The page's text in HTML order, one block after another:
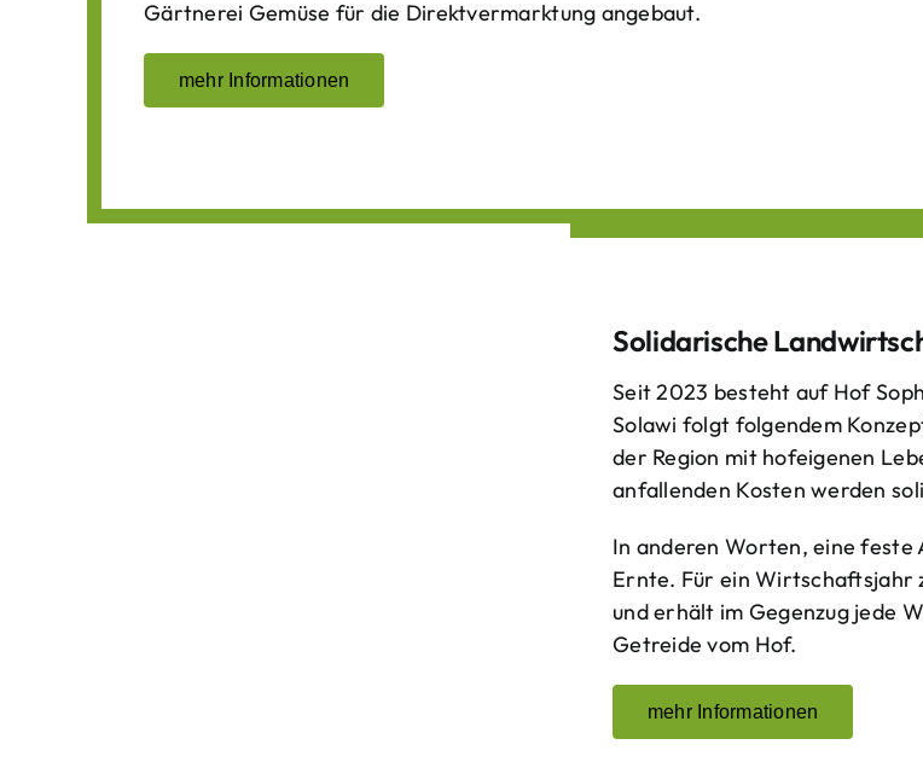
Gärtnerei Gemüse für die Direktvermarktung angebaut.
mehr Informationen
Solidarische
Seit 2023 besteht auf Hof
Solawi folgt folgendem
der Region mit hof­eigenen
anfallenden Kosten werden
In anderen Worten, eine
Ernte. Für ein Wirtschaftsjahr
und erhält im Gegenzug jede
Getreide vom Hof.
mehr Informationen